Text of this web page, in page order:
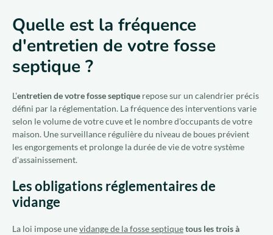
Qui sommes-nous ?
FR
Quelle est la fréquence
d'entretien de votre fosse
septique ?
L'entretien de votre fosse septique repose sur un calendrier précis
défini par la réglementation. La fréquence des interventions varie
selon le volume de votre cuve et le nombre d'occupants de votre
maison. Une surveillance régulière du niveau de boues prévient
les engorgements et prolonge la durée de vie de votre système
d'assainissement.
Les obligations réglementaires de
vidange
La loi impose unevidange de la fosse septiquetous les trois à